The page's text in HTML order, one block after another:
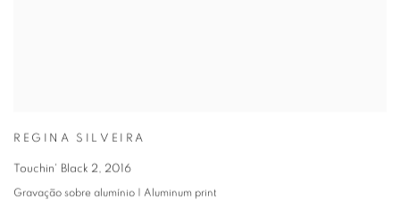
REGINA SILVEIRA
Touchin' Black 2, 2016
Gravação sobre alumínio | Aluminum print